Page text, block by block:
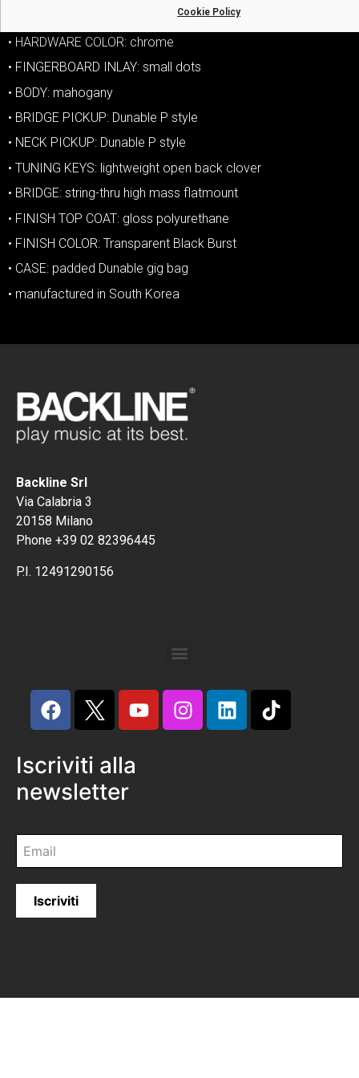
Cookie Policy
• HARDWARE COLOR: chrome
• FINGERBOARD INLAY: small dots
• BODY: mahogany
• BRIDGE PICKUP: Dunable P style
• NECK PICKUP: Dunable P style
• TUNING KEYS: lightweight open back clover
• BRIDGE: string-thru high mass flatmount
• FINISH TOP COAT: gloss polyurethane
• FINISH COLOR: Transparent Black Burst
• CASE: padded Dunable gig bag
• manufactured in South Korea
Backline Srl
Via Calabria 3
20158 Milano
Phone +39 02 82396445
P.I. 12491290156
Iscriviti alla
newsletter
Iscriviti